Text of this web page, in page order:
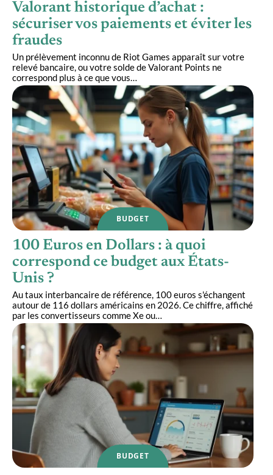
Valorant historique d’achat :
sécuriser vos paiements et éviter les
fraudes
Un prélèvement inconnu de Riot Games apparaît sur votre
relevé bancaire, ou votre solde de Valorant Points ne
correspond plus à ce que vous…
BUDGET
100 Euros en Dollars : à quoi
correspond ce budget aux États-
Unis ?
Au taux interbancaire de référence, 100 euros s'échangent
autour de 116 dollars américains en 2026. Ce chiffre, affiché
par les convertisseurs comme Xe ou…
BUDGET